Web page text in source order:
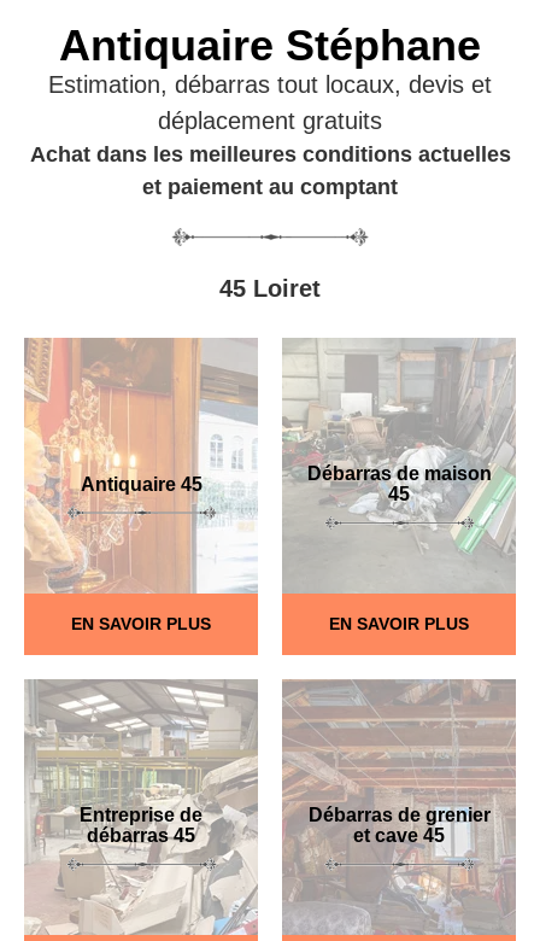
Antiquaire Stéphane
Estimation, débarras tout locaux, devis et
déplacement gratuits
Achat dans les meilleures conditions actuelles
et paiement au comptant
45 Loiret
Antiquaire 45
EN SAVOIR PLUS
Débarras de maison
45
EN SAVOIR PLUS
Entreprise de
débarras 45
Débarras de grenier
et cave 45